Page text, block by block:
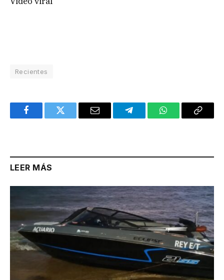
Recientes
FacebookTwitter Email TelegramWhatsAppCopy
LEER MÁS